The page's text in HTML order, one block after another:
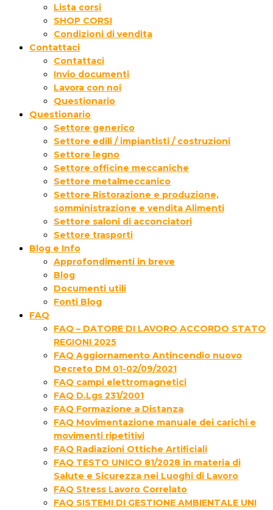
Lista corsi
SHOP CORSI
Condizioni di vendita
Contattaci
Contattaci
Invio documenti
Lavora con noi
Questionario
Questionario
Settore generico
Settore edili / impiantisti / costruzioni
Settore legno
Settore officine meccaniche
Settore metalmeccanico
Settore Ristorazione e produzione,
somministrazione e vendita Alimenti
Settore saloni di acconciatori
Settore trasporti
Blog e Info
Approfondimenti in breve
Blog
Documenti utili
Fonti Blog
FAQ
FAQ – DATORE DI LAVORO ACCORDO STATO
REGIONI 2025
FAQ Aggiornamento Antincendio nuovo
Decreto DM 01-02/09/2021
FAQ campi elettromagnetici
FAQ D.Lgs 231/2001
FAQ Formazione a Distanza
FAQ Movimentazione manuale dei carichi e
movimenti ripetitivi
FAQ Radiazioni Ottiche Artificiali
FAQ TESTO UNICO 81/2028 in materia di
Salute e Sicurezza nei Luoghi di Lavoro
FAQ Stress Lavoro Correlato
FAQ SISTEMI DI GESTIONE AMBIENTALE UNI